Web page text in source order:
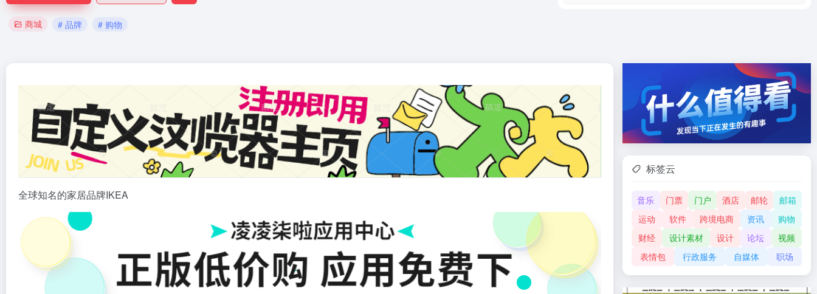
商城 # 品牌 # 购物
全球知名的家居品牌IKEA
标签云
音乐 门票 门户 酒店 邮轮
邮箱
运动
软件 跨境电商 资讯
购物
财经
设计素材 设计 论坛
视频
表情包
行政服务 自媒体 职场